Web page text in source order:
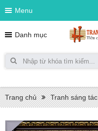
Menu
Danh mục
Trang chủ Tranh sáng tác